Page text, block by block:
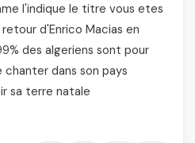
l'indique le titre vous etes
d'Enrico Macias en
des algeriens sont pour
dans son pays
sa terre natale